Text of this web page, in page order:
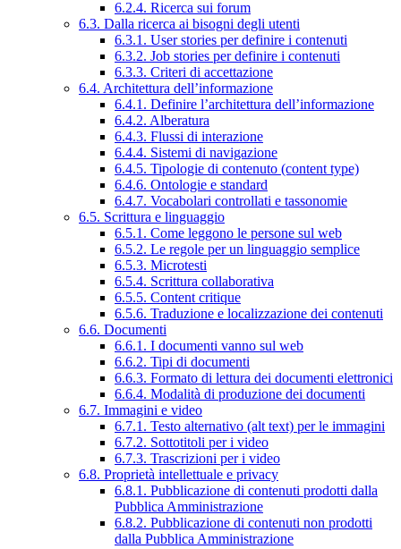
6.2.4. Ricerca sui forum
6.3. Dalla ricerca ai bisogni degli utenti
6.3.1. User stories per definire i contenuti
6.3.2. Job stories per definire i contenuti
6.3.3. Criteri di accettazione
6.4. Architettura dell’informazione
6.4.1. Definire l’architettura dell’informazione
6.4.2. Alberatura
6.4.3. Flussi di interazione
6.4.4. Sistemi di navigazione
6.4.5. Tipologie di contenuto (content type)
6.4.6. Ontologie e standard
6.4.7. Vocabolari controllati e tassonomie
6.5. Scrittura e linguaggio
6.5.1. Come leggono le persone sul web
6.5.2. Le regole per un linguaggio semplice
6.5.3. Microtesti
6.5.4. Scrittura collaborativa
6.5.5. Content critique
6.5.6. Traduzione e localizzazione dei contenuti
6.6. Documenti
6.6.1. I documenti vanno sul web
6.6.2. Tipi di documenti
6.6.3. Formato di lettura dei documenti elettronici
6.6.4. Modalità di produzione dei documenti
6.7. Immagini e video
6.7.1. Testo alternativo (alt text) per le immagini
6.7.2. Sottotitoli per i video
6.7.3. Trascrizioni per i video
6.8. Proprietà intellettuale e privacy
6.8.1. Pubblicazione di contenuti prodotti dalla
Pubblica Amministrazione
6.8.2. Pubblicazione di contenuti non prodotti
dalla Pubblica Amministrazione